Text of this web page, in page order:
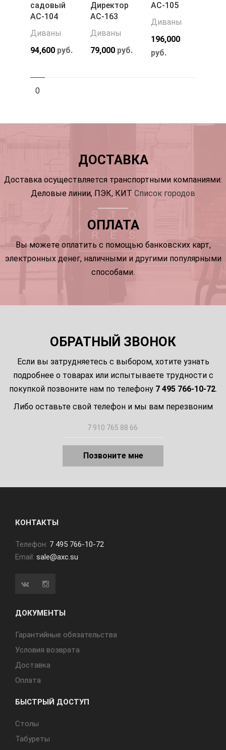
садовый
АС-104
Диваны
94,600 руб.
Директор
АС-163
Диваны
79,000 руб.
АС-105
Диваны
196,000
руб.
0
ДОСТАВКА
Доставка осуществляется транспортными компаниями:
Деловые линии, ПЭК, КИТ Список городов
ОПЛАТА
Вы можете оплатить с помощью банковских карт,
электронных денег, наличными и другими популярными
способами.
ОБРАТНЫЙ ЗВОНОК
Если вы затрудняетесь с выбором, хотите узнать
подробнее о товарах или испытываете трудности с
покупкой позвоните нам по телефону 7 495 766-10-72.
Либо оставьте свой телефон и мы вам перезвоним
Позвоните мне
КОНТАКТЫ
Телефон: 7 495 766-10-72
Email: sale@axc.su
ДОКУМЕНТЫ
Гарантийные обязательства
Условия возврата
Доставка
Оплата
БЫСТРЫЙ ДОСТУП
Cтолы
Табуреты